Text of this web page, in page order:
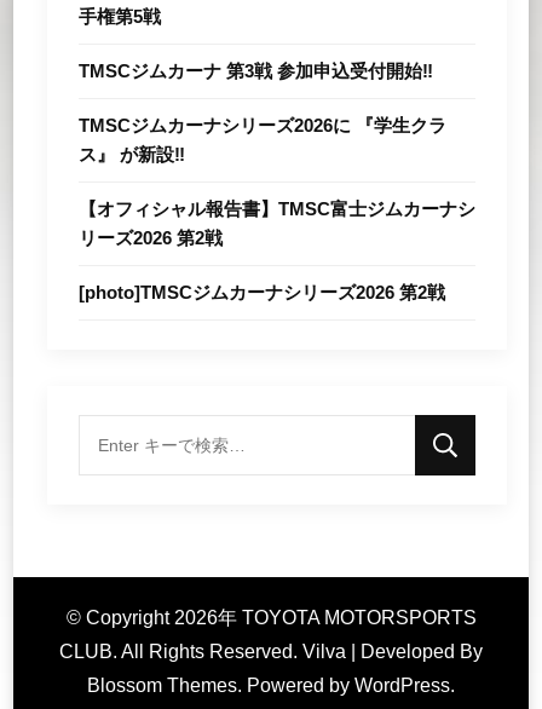
⼿権第5戦
TMSCジムカーナ 第3戦 参加申込受付開始‼
TMSCジムカーナシリーズ2026に 『学生クラ
ス』 が新設‼
【オフィシャル報告書】TMSC富士ジムカーナシ
リーズ2026 第2戦
[photo]TMSCジムカーナシリーズ2026 第2戦
に
探
し
で
す
© Copyright 2026年 TOYOTA MOTORSPORTS
CLUB. All Rights Reserved. Vilva | Developed By
Blossom Themes. Powered by WordPress.